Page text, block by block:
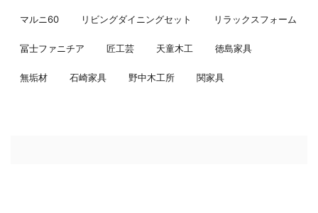
マルニ60 リビングダイニングセット リラックスフォーム
冨士ファニチア 匠工芸 天童木工 徳島家具
無垢材 石崎家具 野中木工所 関家具